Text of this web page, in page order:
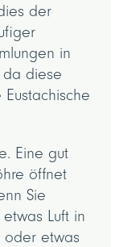
der
in
da diese
Eine gut
öffnet
Sie
Luft in
oder etwas